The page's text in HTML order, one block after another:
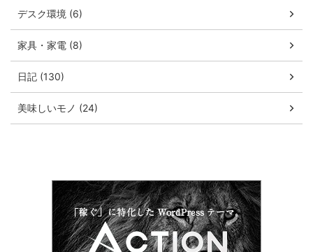
デスク環境 (6)
家具・家電 (8)
日記 (130)
美味しいモノ (24)